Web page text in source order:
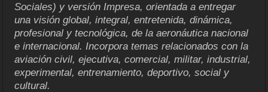
Sociales) y versión Impresa, orientada a entregar
una visión global, integral, entretenida, dinámica,
profesional y tecnológica, de la aeronáutica nacional
e internacional. Incorpora temas relacionados con la
aviación civil, ejecutiva, comercial, militar, industrial,
experimental, entrenamiento, deportivo, social y
cultural.